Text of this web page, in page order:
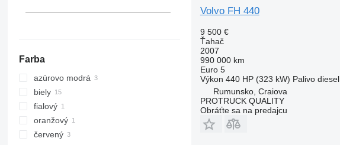
Farba
azúrovo modrá
biely
fialový
oranžový
červený
Volvo FH 440
9 500 €
Ťahač
2007
990 000 km
Euro 5
Výkon 440 HP (323 kW) Palivo diesel
Rumunsko, Craiova
PROTRUCK QUALITY
Obráťte sa na predajcu